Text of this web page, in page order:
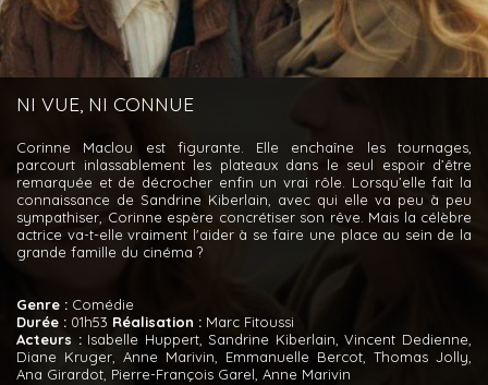
NI VUE, NI CONNUE
Corinne Maclou est figurante. Elle enchaîne les tournages,
parcourt inlassablement les plateaux dans le seul espoir d’être
remarquée et de décrocher enfin un vrai rôle. Lorsqu’elle fait la
connaissance de Sandrine Kiberlain, avec qui elle va peu à peu
sympathiser, Corinne espère concrétiser son rêve. Mais la célèbre
actrice va-t-elle vraiment l'aider à se faire une place au sein de la
grande famille du cinéma ?
Genre : Comédie
Durée : 01h53 Réalisation : Marc Fitoussi
Acteurs :Isabelle Huppert, Sandrine Kiberlain, Vincent Dedienne,
Diane Kruger, Anne Marivin, Emmanuelle Bercot, Thomas Jolly,
Ana Girardot, Pierre-François Garel, Anne Marivin